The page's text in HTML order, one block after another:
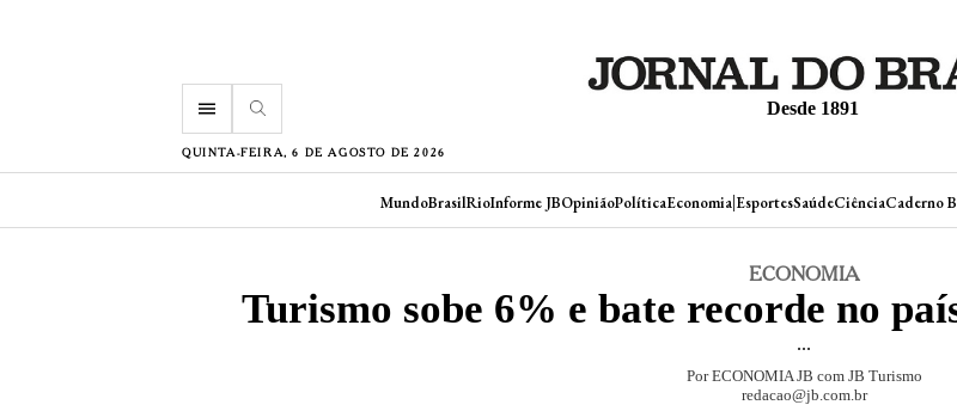
menu Desde 1891
QUINTA-FEIRA, 6 DE AGOSTO DE 2026
MundoBrasilRioInforme JBOpiniãoPolíticaEconomia|EsportesSaúdeCiênciaCaderno B
ECONOMIA
Turismo sobe 6% e bate recorde no
...
Por ECONOMIA JB com JB Turismo
redacao@jb.com.br